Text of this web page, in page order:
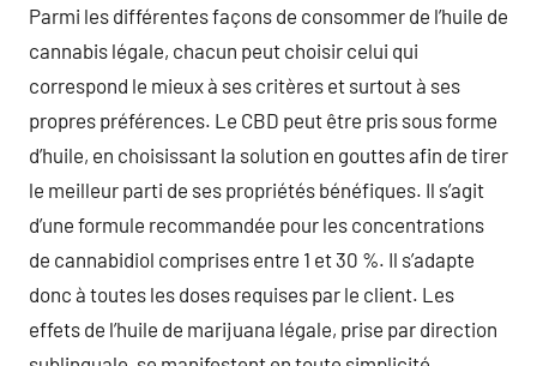
Parmi les différentes façons de consommer de l’huile de
cannabis légale, chacun peut choisir celui qui
correspond le mieux à ses critères et surtout à ses
propres préférences. Le CBD peut être pris sous forme
d’huile, en choisissant la solution en gouttes afin de tirer
le meilleur parti de ses propriétés bénéfiques. Il s’agit
d’une formule recommandée pour les concentrations
de cannabidiol comprises entre 1 et 30 %. Il s’adapte
donc à toutes les doses requises par le client. Les
effets de l’huile de marijuana légale, prise par direction